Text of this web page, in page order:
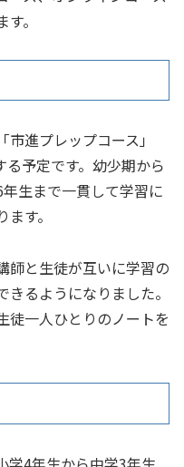
。
進プレップコース」
予定です。幼少期から
生まで一貫して学習に
す。
師と生徒が互いに学習の
るようになりました。
徒一人ひとりのノートを